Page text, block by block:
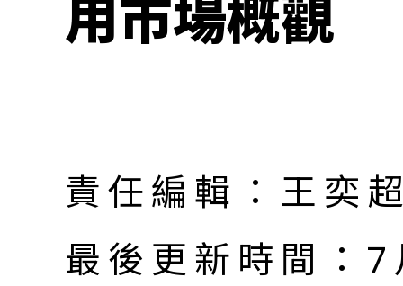
用市場概觀
責任編輯：王奕
最後更新時間